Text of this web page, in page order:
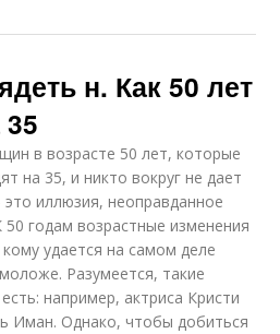
н. Как 50 лет
в возрасте 50 лет, которые
на 35, и никто вокруг не дает
иллюзия, неоправданное
годам возрастные изменения
удается на самом деле
Разумеется, такие
например, актриса Кристи
Иман. Однако, чтобы добиться